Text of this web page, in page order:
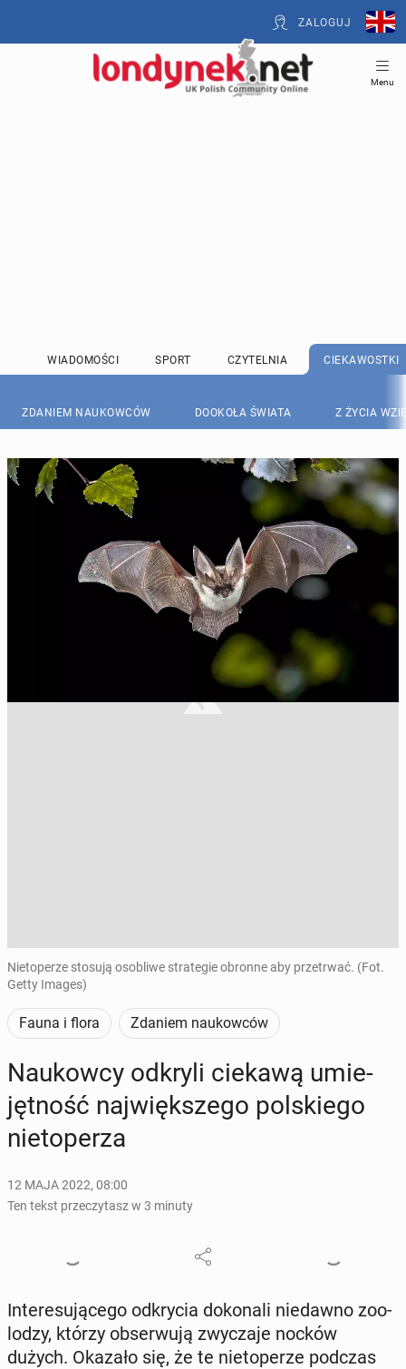
ZALOGUJ
Menu
WIADOMOŚCI SPORT CZYTELNIA CIEKAWOSTKI
ZDANIEM NAUKOWCÓW DOOKOŁA ŚWIATA Z ŻYCIA
Nietoperze stosują osobliwe strategie obronne aby przetrwać. (Fot.
Getty Images)
Fauna i flora Zdaniem naukowców
Na­ukow­cy odkryli ciekawą umie­
jęt­ność naj­więk­sze­go pol­skie­go
nie­to­pe­rza
12 MAJA 2022, 08:00
Ten tekst przeczytasz w 3 minuty
In­te­re­su­ją­ce­go od­kry­cia do­ko­na­li nie­daw­no zoo­
lo­dzy, którzy ob­ser­wu­ją zwy­cza­je nocków
dużych. Okazało się, że te nie­to­pe­rze podczas